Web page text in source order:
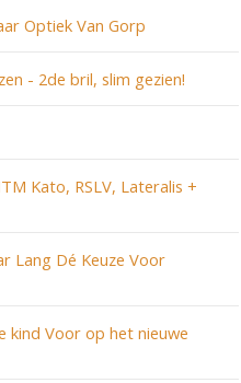
Optiek Van Gorp
- 2de bril, slim gezien!
Kato, RSLV, Lateralis +
Lang Dé Keuze Voor
kind Voor op het nieuwe